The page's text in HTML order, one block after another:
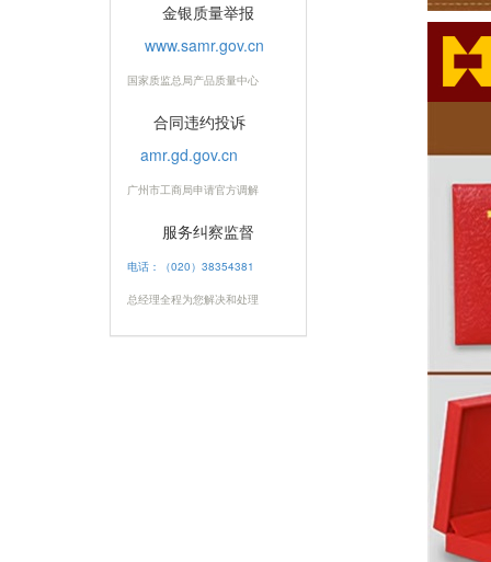
金银质量举报
www.samr.gov.cn
国家质监总局产品质量中心
合同违约投诉
amr.gd.gov.cn
广州市工商局申请官方调解
服务纠察监督
电话：（020）38354381
总经理全程为您解决和处理